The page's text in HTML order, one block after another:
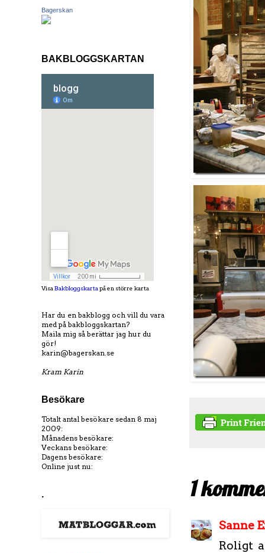
1
Sanne
Roligt
Bagerskan
BAKBLOGGSKARTAN
Visa Bakbloggskarta på en större karta
Har du en bakblogg och vill du vara
med på bakbloggskartan?
Maila mig så berättar jag hur du
gör!
karin@bagerskan.se
Kram Karin
Besökare
Totalt antal besökare sedan 8 maj
2009:
Månadens besökare:
Veckans besökare:
Dagens besökare:
Online just nu:
.